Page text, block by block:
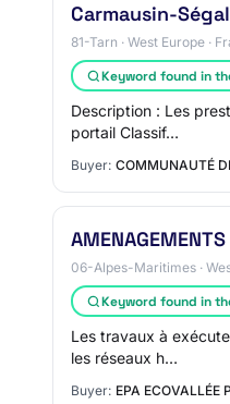
Carmausin-
81-Tarn · West Europe ·
Keyword found in
Description : Les
portail Classif…
Buyer: COMMUNAUTÉ
06-Alpes-Maritimes ·
Keyword found in
Les travaux à
les réseaux h…
Buyer: EPA ECOVALLÉE